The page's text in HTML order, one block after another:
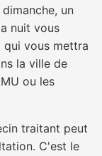
un
nuit vous
vous mettra
la ville de
ou les
traitant peut
C'est le